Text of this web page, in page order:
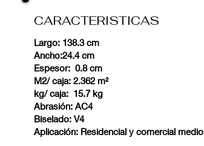
CARACTERISTICAS
Largo: 138.3 cm
Ancho:24.4 cm
Espesor: 0.8 cm
M2/ caja: 2.362 m²
kg/ caja: 15.7 kg
Abrasión: AC4
Biselado: V4
Aplicación: Residencial y comercial medio